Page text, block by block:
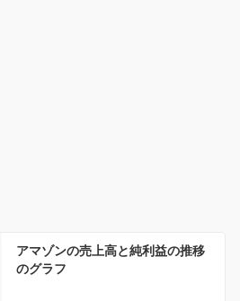
アマゾンの売上高と純利益の推移
のグラフ